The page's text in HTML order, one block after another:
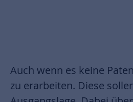
Auch wenn es keine
zu erarbeiten. Diese